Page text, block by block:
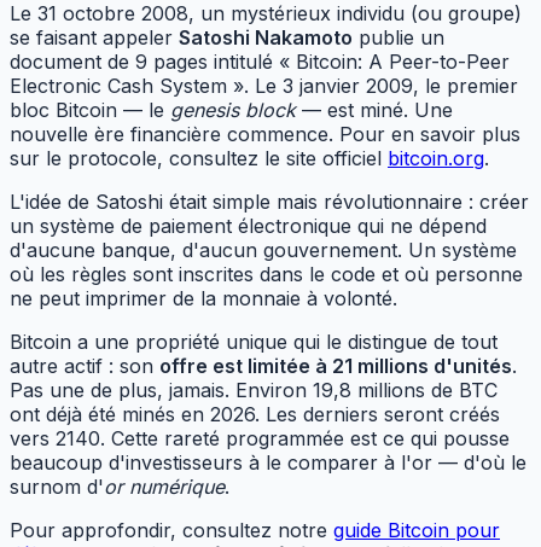
Le 31 octobre 2008, un mystérieux individu (ou groupe)
se faisant appeler Satoshi Nakamoto publie un
document de 9 pages intitulé « Bitcoin: A Peer-to-Peer
Electronic Cash System ». Le 3 janvier 2009, le premier
bloc Bitcoin — le genesis block— est miné. Une
nouvelle ère financière commence. Pour en savoir plus
sur le protocole, consultez le site officiel bitcoin.org.
L'idée de Satoshi était simple mais révolutionnaire : créer
un système de paiement électronique qui ne dépend
d'aucune banque, d'aucun gouvernement. Un système
où les règles sont inscrites dans le code et où personne
ne peut imprimer de la monnaie à volonté.
Bitcoin a une propriété unique qui le distingue de tout
autre actif : son offre est limitée à 21 millions d'unités.
Pas une de plus, jamais. Environ 19,8 millions de BTC
ont déjà été minés en 2026. Les derniers seront créés
vers 2140. Cette rareté programmée est ce qui pousse
beaucoup d'investisseurs à le comparer à l'or — d'où le
surnom d'or numérique.
Pour approfondir, consultez notre guide Bitcoin pour